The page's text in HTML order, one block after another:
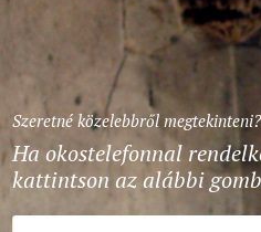
Szeretné közelebbről megtekinteni?
Ha okostelefonnal
kattintson az alábbi